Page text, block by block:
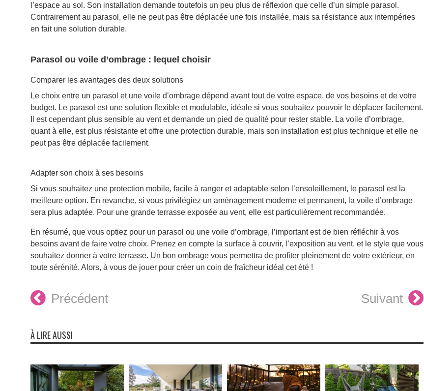
l’espace au sol. Son installation demande toutefois un peu plus de réflexion que celle d’un simple parasol.
Contrairement au parasol, elle ne peut pas être déplacée une fois installée, mais sa résistance aux intempéries
en fait une solution durable.
Parasol ou voile d’ombrage : lequel choisir
Comparer les avantages des deux solutions
Le choix entre un parasol et une voile d’ombrage dépend avant tout de votre espace, de vos besoins et de votre
budget. Le parasol est une solution flexible et modulable, idéale si vous souhaitez pouvoir le déplacer facilement.
Il est cependant plus sensible au vent et demande un pied de qualité pour rester stable. La voile d’ombrage,
quant à elle, est plus résistante et offre une protection durable, mais son installation est plus technique et elle ne
peut pas être déplacée facilement.
Adapter son choix à ses besoins
Si vous souhaitez une protection mobile, facile à ranger et adaptable selon l’ensoleillement, le parasol est la
meilleure option. En revanche, si vous privilégiez un aménagement moderne et permanent, la voile d’ombrage
sera plus adaptée. Pour une grande terrasse exposée au vent, elle est particulièrement recommandée.
En résumé, que vous optiez pour un parasol ou une voile d’ombrage, l’important est de bien réfléchir à vos
besoins avant de faire votre choix. Prenez en compte la surface à couvrir, l’exposition au vent, et le style que vous
souhaitez donner à votre terrasse. Un bon ombrage vous permettra de profiter pleinement de votre extérieur, en
toute sérénité. Alors, à vous de jouer pour créer un coin de fraîcheur idéal cet été !
Précédent Suivant
À LIRE AUSSI